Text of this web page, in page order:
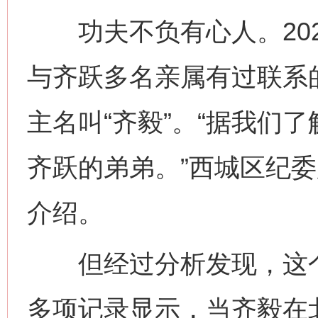
功夫不负有心人。
与齐跃多名亲属有过联
主名叫“齐毅”。“据我们
齐跃的弟弟。”西城区纪
介绍。
但经过分析发现，这
多项记录显示，当齐毅